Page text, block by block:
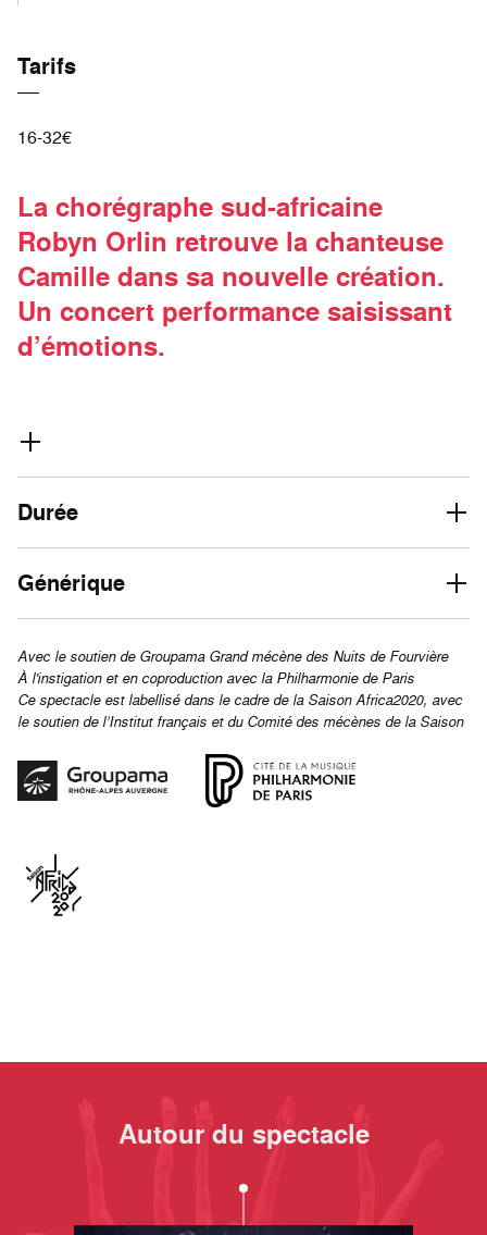
Tarifs
16-32€
La chorégraphe sud-africaine
Robyn Orlin retrouve la chanteuse
Camille dans sa nouvelle création.
Un concert performance saisissant
d’émotions.
Durée
Générique
Avec le soutien de Groupama Grand mécène des Nuits de Fourvière
À l'instigation et en coproduction avec la Philharmonie de Paris
Ce spectacle est labellisé dans le cadre de la Saison Africa2020, avec
le soutien de l’Institut français et du Comité des mécènes de la Saison
Autour du spectacle